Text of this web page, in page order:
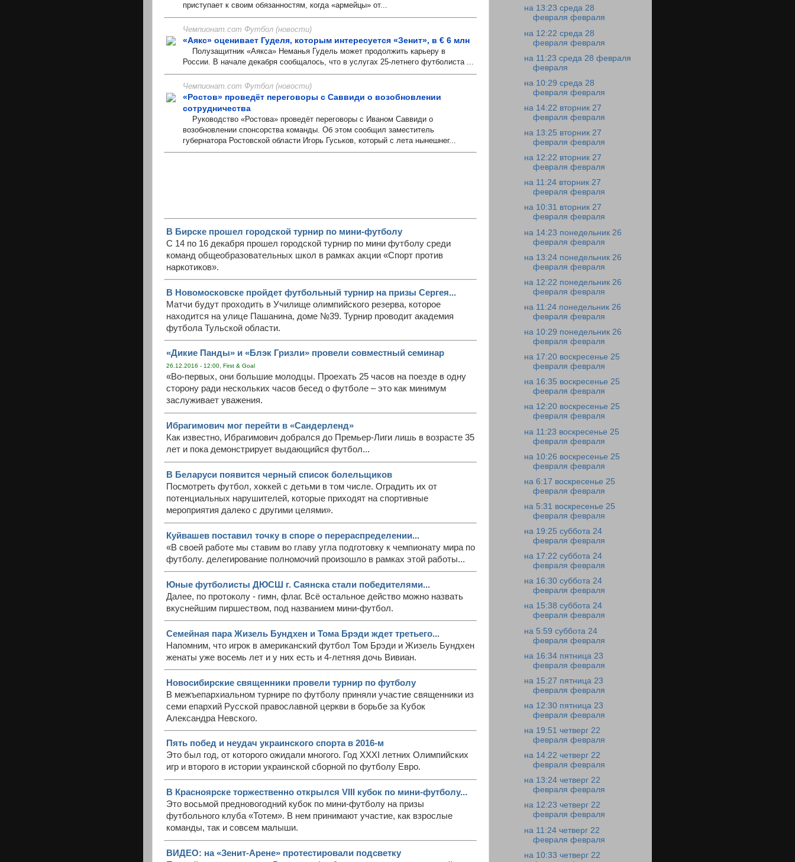
приступает к своим обязанностям, когда «армейцы» от...
Чемпионат.com Футбол (новости)
«Аякс» оценивает Гуделя, которым интересуется «Зенит», в € 6 млн
Полузащитник «Аякса» Неманья Гудель может продолжить карьеру в
России. В начале декабря сообщалось, что в услугах 25-летнего футболиста ...
Чемпионат.com Футбол (новости)
«Ростов» проведёт переговоры с Саввиди о возобновлении
сотрудничества
Руководство «Ростова» проведёт переговоры с Иваном Саввиди о
возобновлении спонсорства команды. Об этом сообщил заместитель
губернатора Ростовской области Игорь Гуськов, который с лета нынешнег...
В Бирске прошел городской турнир по мини-футболу
С 14 по 16 декабря прошел городской турнир по мини футболу среди
команд общеобразовательных школ в рамках акции «Спорт против
наркотиков».
В Новомосковске пройдет футбольный турнир на призы Сергея...
Матчи будут проходить в Училище олимпийского резерва, которое
находится на улице Пашанина, доме №39. Турнир проводит академия
футбола Тульской области.
«Дикие Панды» и «Блэк Гризли» провели совместный семинар
26.12.2016 - 12:00, First & Goal
«Во-первых, они большие молодцы. Проехать 25 часов на поезде в одну
сторону ради нескольких часов бесед о футболе – это как минимум
заслуживает уважения.
Ибрагимович мог перейти в «Сандерленд»
Как известно, Ибрагимович добрался до Премьер-Лиги лишь в возрасте 35
лет и пока демонстрирует выдающийся футбол...
В Беларуси появится черный список болельщиков
Посмотреть футбол, хоккей с детьми в том числе. Оградить их от
потенциальных нарушителей, которые приходят на спортивные
мероприятия далеко с другими целями».
Куйвашев поставил точку в споре о перераспределении...
«В своей работе мы ставим во главу угла подготовку к чемпионату мира по
футболу. делегирование полномочий произошло в рамках этой работы...
Юные футболисты ДЮСШ г. Саянска стали победителями...
Далее, по протоколу - гимн, флаг. Всё остальное действо можно назвать
вкуснейшим пиршеством, под названием мини-футбол.
Семейная пара Жизель Бундхен и Тома Брэди ждет третьего...
Напомним, что игрок в американский футбол Том Брэди и Жизель Бундхен
женаты уже восемь лет и у них есть и 4-летняя дочь Вивиан.
Новосибирские священники провели турнир по футболу
В межъепархиальном турнире по футболу приняли участие священники из
семи епархий Русской православной церкви в борьбе за Кубок
Александра Невского.
Пять побед и неудач украинского спорта в 2016-м
Это был год, от которого ожидали многого. Год XXXI летних Олимпийских
игр и второго в истории украинской сборной по футболу Евро.
В Красноярске торжественно открылся VIII кубок по мини-футболу...
Это восьмой предновогодний кубок по мини-футболу на призы
футбольного клуба «Тотем». В нем принимают участие, как взрослые
команды, так и совсем малыши.
ВИДЕО: на «Зенит-Арене» протестировали подсветку
на 13:23 среда 28
февраля февраля
на 12:22 среда 28
февраля февраля
на 11:23 среда 28 февраля
февраля
на 10:29 среда 28
февраля февраля
на 14:22 вторник 27
февраля февраля
на 13:25 вторник 27
февраля февраля
на 12:22 вторник 27
февраля февраля
на 11:24 вторник 27
февраля февраля
на 10:31 вторник 27
февраля февраля
на 14:23 понедельник 26
февраля февраля
на 13:24 понедельник 26
февраля февраля
на 12:22 понедельник 26
февраля февраля
на 11:24 понедельник 26
февраля февраля
на 10:29 понедельник 26
февраля февраля
на 17:20 воскресенье 25
февраля февраля
на 16:35 воскресенье 25
февраля февраля
на 12:20 воскресенье 25
февраля февраля
на 11:23 воскресенье 25
февраля февраля
на 10:26 воскресенье 25
февраля февраля
на 6:17 воскресенье 25
февраля февраля
на 5:31 воскресенье 25
февраля февраля
на 19:25 суббота 24
февраля февраля
на 17:22 суббота 24
февраля февраля
на 16:30 суббота 24
февраля февраля
на 15:38 суббота 24
февраля февраля
на 5:59 суббота 24
февраля февраля
на 16:34 пятница 23
февраля февраля
на 15:27 пятница 23
февраля февраля
на 12:30 пятница 23
февраля февраля
на 19:51 четверг 22
февраля февраля
на 14:22 четверг 22
февраля февраля
на 13:24 четверг 22
февраля февраля
на 12:23 четверг 22
февраля февраля
на 11:24 четверг 22
февраля февраля
на 10:33 четверг 22